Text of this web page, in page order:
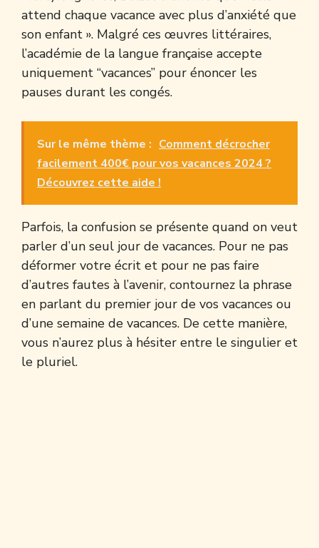
attend chaque vacance avec plus d’anxiété que
son enfant ». Malgré ces œuvres littéraires,
l’académie de la langue française accepte
uniquement “vacances” pour énoncer les
pauses durant les congés.
Sur le même thème : Comment décrocher
facilement 400€ pour vos vacances 2024 ?
Découvrez cette aide !
Parfois, la confusion se présente quand on veut
parler d’un seul jour de vacances. Pour ne pas
déformer votre écrit et pour ne pas faire
d’autres fautes à l’avenir, contournez la phrase
en parlant du premier jour de vos vacances ou
d’une semaine de vacances. De cette manière,
vous n’aurez plus à hésiter entre le singulier et
le pluriel.